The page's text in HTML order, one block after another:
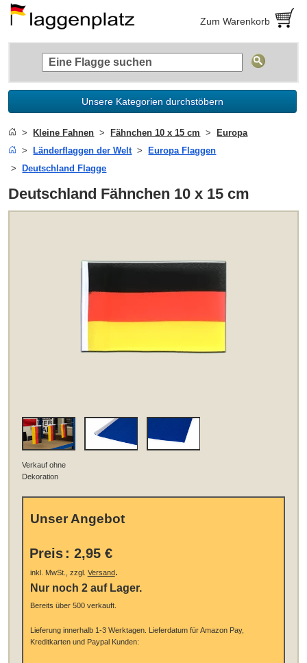
Zum Warenkorb
Unsere Kategorien durchstöbern
Kleine Fahnen Fähnchen 10 x 15 cm
Europa
Länderflaggen der Welt
Europa Flaggen
Deutschland Flagge
Deutschland Fähnchen 10 x 15 cm
Verkauf ohne
Dekoration
Unser Angebot
Preis : 2,95 €
inkl. MwSt., zzgl. Versand.
Nur noch 2 auf Lager.
Bereits über 500 verkauft.
Lieferung innerhalb 1-3 Werktagen. Lieferdatum für Amazon Pay,
Kreditkarten und Paypal Kunden: